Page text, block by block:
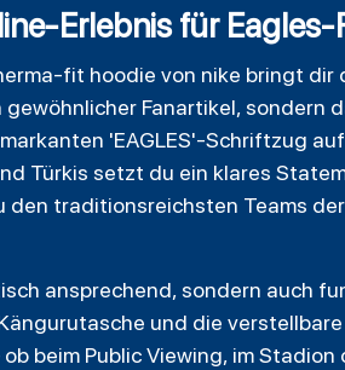
Erlebnis für Eagles-
-fit hoodie von nike bringt dir
gewöhnlicher Fanartikel,
'EAGLES'-Schriftzug
Türkis setzt du ein klares
den traditionsreichsten Teams
ansprechend, sondern auch
und die
beim Public Viewing, im